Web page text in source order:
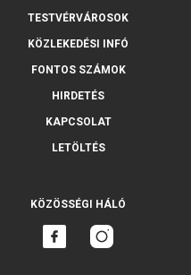
TESTVÉRVÁROSOK
KÖZLEKEDÉSI INFÓ
FONTOS SZÁMOK
HIRDETÉS
KAPCSOLAT
LETÖLTÉS
KÖZÖSSÉGI HÁLÓ